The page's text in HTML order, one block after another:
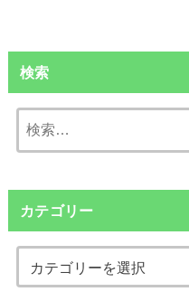
検索
カテゴリー